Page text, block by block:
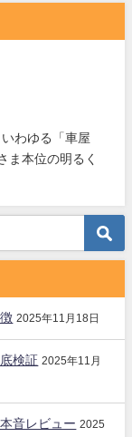
わゆる「車屋
ま本位の明るく
2025年11月18日
検証 2025年11月
音レビュー 2025